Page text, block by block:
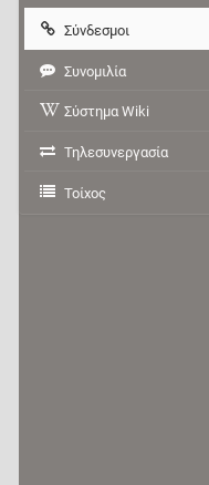
Σύνδεσμοι
Συνομιλία
Σύστημα Wiki
Τηλεσυνεργασία
Τοίχος